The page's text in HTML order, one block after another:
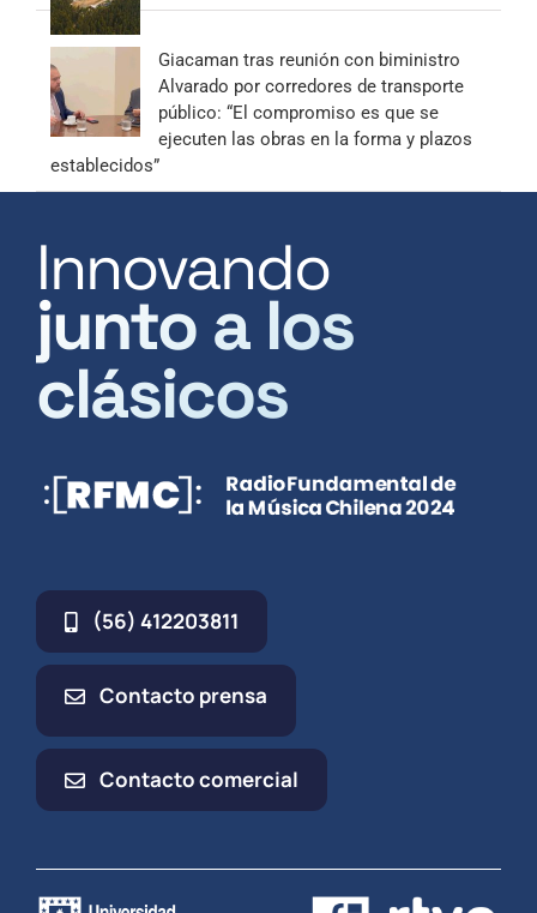
Giacaman tras reunión con biministro
Alvarado por corredores de transporte
público: “El compromiso es que se
ejecuten las obras en la forma y plazos
establecidos”
Innovando
junto a los
clásicos
(56) 412203811
Contacto prensa
Contacto comercial